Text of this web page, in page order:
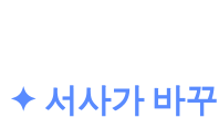
✦ 서사가 바